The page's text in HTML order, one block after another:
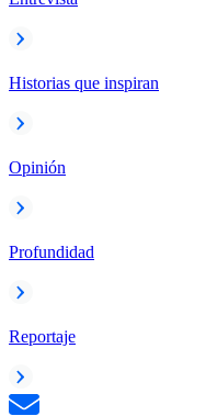
Historias que inspiran
Opinión
Profundidad
Reportaje